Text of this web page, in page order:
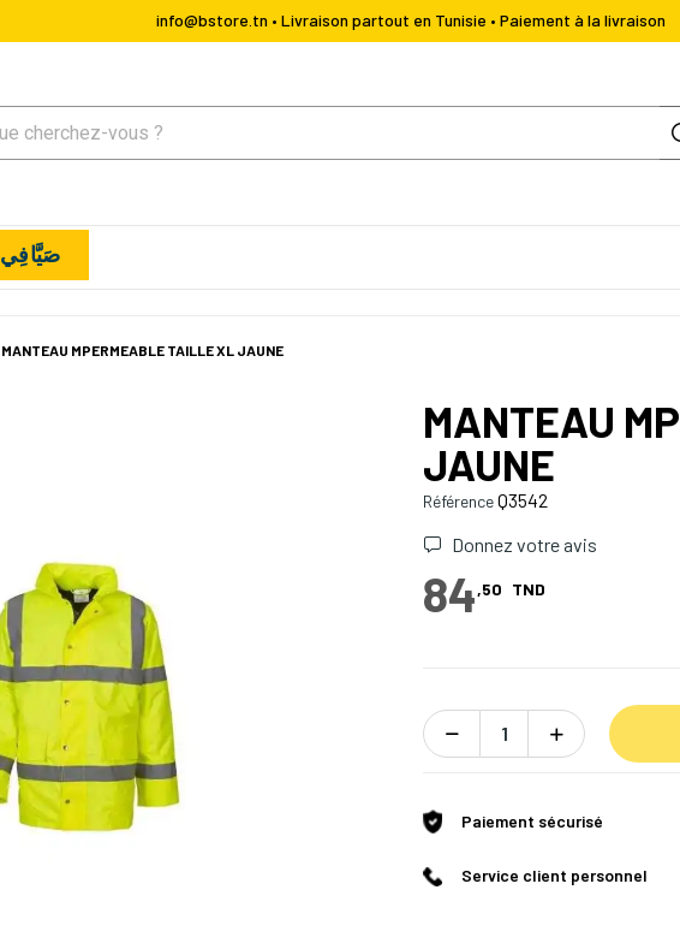
info@bstore.tn • Livraison partout en Tunisie • Paiement à la livraison
صَيَّافِي
MANTEAU MPERMEABLE TAILLE XL JAUNE
MANTEAU
JAUNE
RéférenceQ3542
Donnez votre avis
84,50 TND
Paiement sécurisé
Service client personnel